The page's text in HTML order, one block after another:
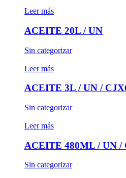
Leer más
ACEITE 20L / UN
Sin categorizar
Leer más
ACEITE 3L / UN /
Sin categorizar
Leer más
ACEITE 480ML / UN /
Sin categorizar